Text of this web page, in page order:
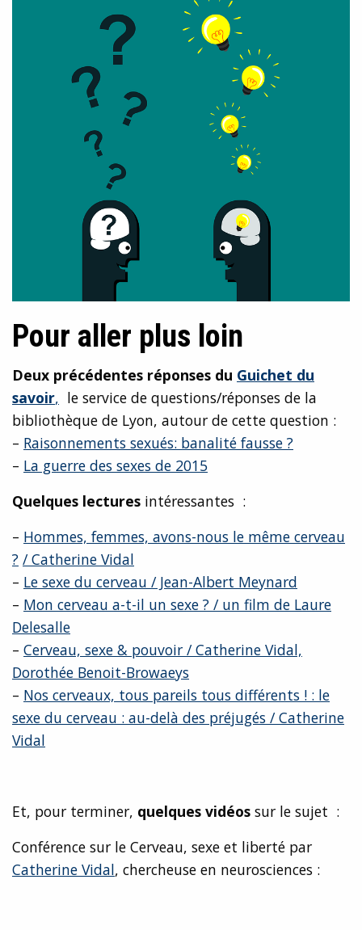
Pour aller plus loin
Deux précédentes réponses du Guichet du
savoir, le service de questions/réponses de la
bibliothèque de Lyon, autour de cette question :
– Raisonnements sexués: banalité fausse ?
– La guerre des sexes de 2015
Quelques lectures intéressantes :
– Hommes, femmes, avons-nous le même cerveau
? / Catherine Vidal
– Le sexe du cerveau / Jean-Albert Meynard
– Mon cerveau a-t-il un sexe ? / un film de Laure
Delesalle
– Cerveau, sexe & pouvoir / Catherine Vidal,
Dorothée Benoit-Browaeys
– Nos cerveaux, tous pareils tous différents ! : le
sexe du cerveau : au-delà des préjugés / Catherine
Vidal
Et, pour terminer, quelques vidéos sur le sujet :
Conférence sur le Cerveau, sexe et liberté par
Catherine Vidal, chercheuse en neurosciences :